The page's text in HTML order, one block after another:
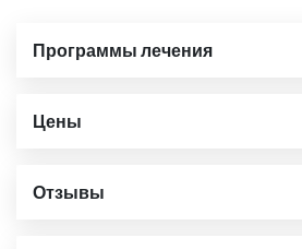
Программы лечения
Цены
Отзывы